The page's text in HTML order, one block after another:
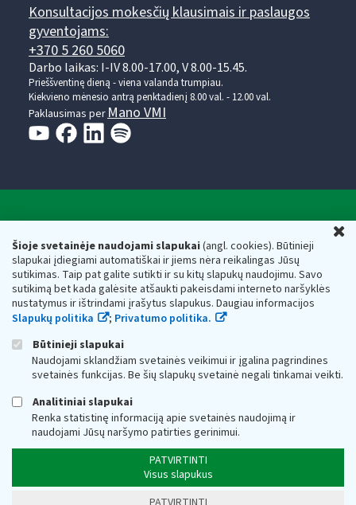
Šioje svetainėje naudojami slapukai(angl. cookies). Būtinieji
slapukai įdiegiami automatiškai ir jiems nėra reikalingas Jūsų
sutikimas. Taip pat galite sutikti ir su kitų slapukų naudojimu. Savo
sutikimą bet kada galėsite atšaukti pakeisdami interneto naršyklės
nustatymus ir ištrindami įrašytus slapukus. Daugiau informacijos
Slapukų politika
; Privatumo politika.
Būtinieji slapukai
Naudojami sklandžiam svetainės veikimui ir įgalina pagrindines
svetainės funkcijas. Be šių slapukų svetainė negali tinkamai veikti.
Analitiniai slapukai
Renka statistinę informaciją apie svetainės naudojimą ir
naudojami Jūsų naršymo patirties gerinimui.
PATVIRTINTI
Visus slapukus
Konsultacijos mokesčių klausimais ir paslaugos
gyventojams:
+370 5 260 5060
Darbo laikas: I-IV 8.00-17.00, V 8.00-15.45.
Prieššventinę dieną - viena valanda trumpiau.
Kiekvieno mėnesio antrą penktadienį 8.00 val. - 12.00 val.
Paklausimas perMano VMI
Valstybinė mokesčių inspekcija prie Lietuvos
Respublikos finansų ministerijos
Biudžetinė įstaiga. Juridinio asmens kodas — 188659752,
adresas: Vasario 16-osios g. 14, 01107 Vilnius, Lietuva, el.paštas:
vmi@vmi.lt , E. pristatymo dėžutės adresas 188659752
Duomenys apie Valstybinę mokesčių inspekciją prie Lietuvos
Respublikos finansų ministerijos kaupiami ir saugomi Juridinių